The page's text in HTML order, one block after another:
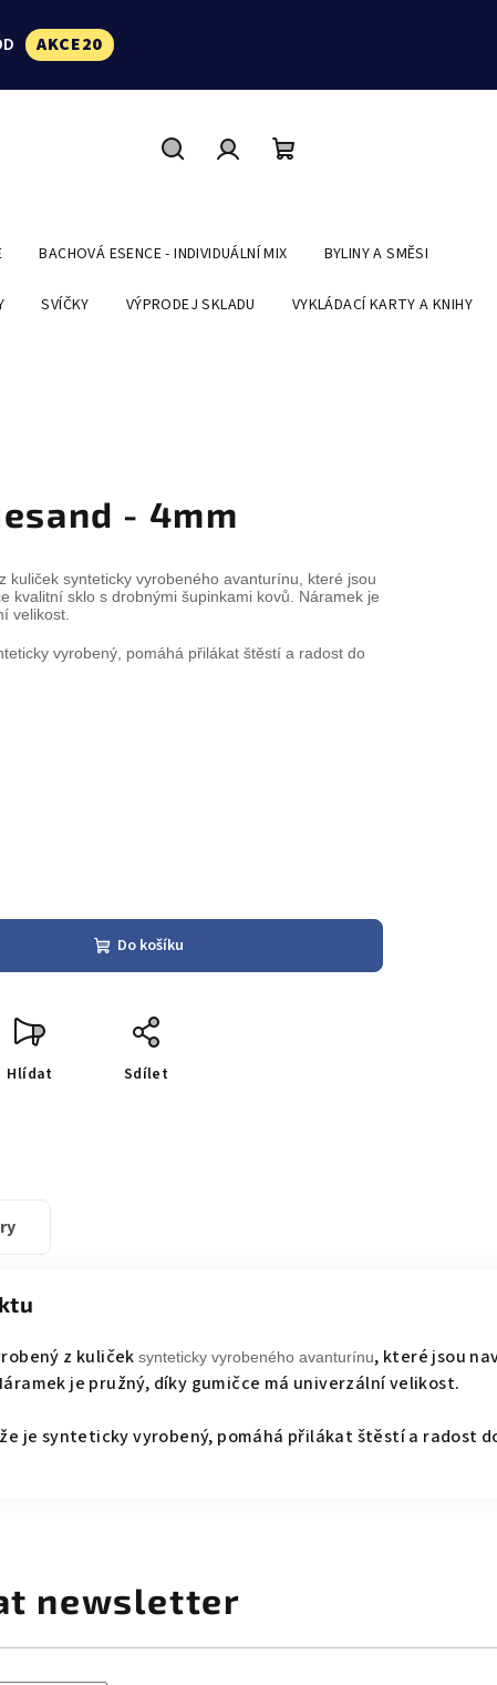
AKCE20
košík
BACHOVÁ ESENCE - INDIVIDUÁLNÍ MIX BYLINY A SMĚSI
SVÍČKY VÝPRODEJ SKLADU VYKLÁDACÍ KARTY A KNIHY
- 4mm
kuliček synteticky vyrobeného avanturínu , které jsou
kvalitní sklo s drobnými šupinkami kovů. Náramek je
velikost.
vyrobený, pomáhá přilákat štěstí a radost do
Do košíku
Hlídat Sdílet
z kuličeksynteticky vyrobeného avanturínu, které jsou
je pružný, díky gumičce má univerzální velikost.
je synteticky vyrobený, pomáhá přilákat štěstí a radost
newsletter